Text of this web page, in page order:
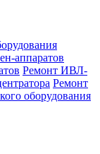
аппаратов
Ремонт ИВЛ-
Ремонт
оборудования